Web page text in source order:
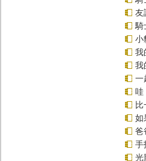
友
騎
小
我
我
一
哇
比
如
爸
手
光